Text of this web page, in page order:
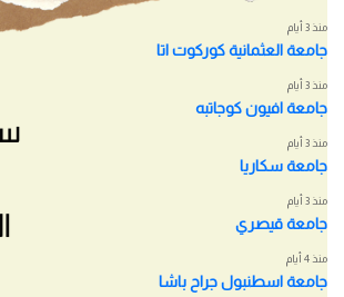
منذ 3 أيام
جامعة العثمانية كوركوت اتا
منذ 3 أيام
جامعة افيون كوجاتبه
منذ 3 أيام
جامعة سكاريا
منذ 3 أيام
جامعة قيصري
منذ 4 أيام
جامعة اسطنبول جراح باشا